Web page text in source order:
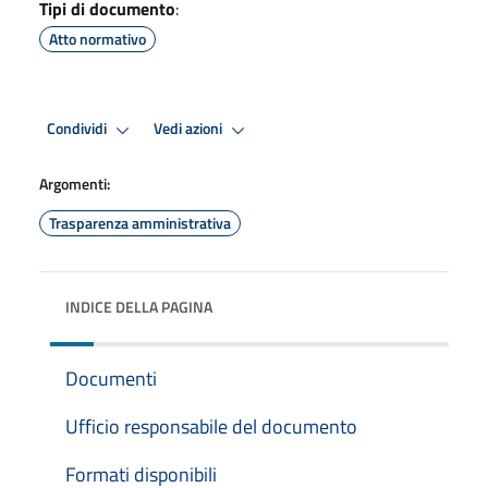
Tipi di documento:
Atto normativo
Condividi Vedi azioni
Argomenti:
Trasparenza amministrativa
INDICE DELLA PAGINA
Documenti
Ufficio responsabile del documento
Formati disponibili